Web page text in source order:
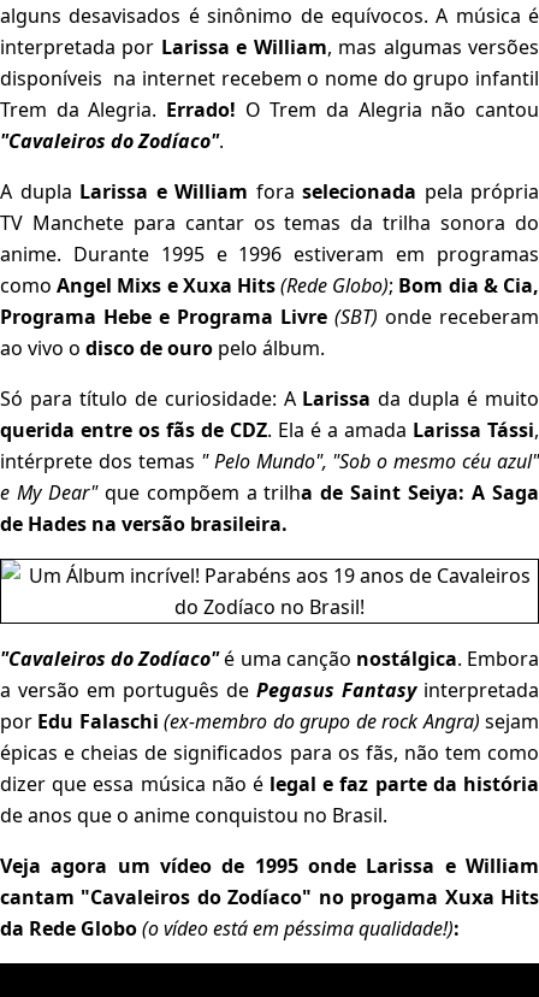
alguns desavisados é sinônimo de equívocos. A música é
interpretada por Larissa e William, mas algumas versões
disponíveis na internet recebem o nome do grupo infantil
Trem da Alegria. Errado! O Trem da Alegria não cantou
"Cavaleiros do Zodíaco".
A dupla Larissa e William fora selecionada pela própria
TV Manchete para cantar os temas da trilha sonora do
anime. Durante 1995 e 1996 estiveram em programas
comoAngel Mixs e Xuxa Hits(Rede Globo); Bom dia & Cia,
Programa Hebe e Programa Livre (SBT) onde receberam
ao vivo o disco de ouro pelo álbum.
Só para título de curiosidade: A Larissa da dupla é muito
querida entre os fãs de CDZ. Ela é a amada Larissa Tássi,
intérprete dos temas " Pelo Mundo", "Sob o mesmo céu azul"
e My Dear"que compõem a trilha de Saint Seiya: A Saga
de Hades na versão brasileira.
"Cavaleiros do Zodíaco"é uma canção nostálgica. Embora
a versão em português de Pegasus Fantasyinterpretada
por Edu Falaschi (ex-membro do grupo de rock Angra)sejam
épicas e cheias de significados para os fãs, não tem como
dizer que essa música não élegal e faz parte da história
de anos que o anime conquistou no Brasil.
Veja agora um vídeo de 1995 onde Larissa e William
cantam "Cavaleiros do Zodíaco" no progama Xuxa Hits
da Rede Globo(o vídeo está em péssima qualidade!):